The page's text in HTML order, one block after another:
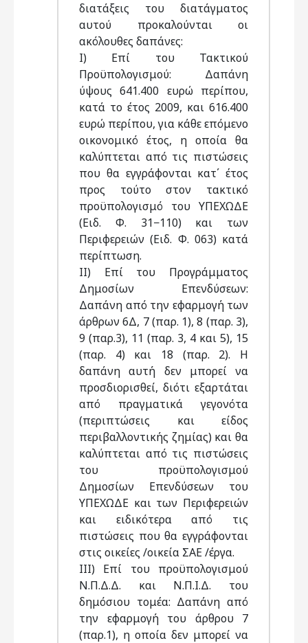
διατάξεις του διατάγματος
αυτού προκαλούνται οι
ακόλουθες δαπάνες:
Ι) Επί του Τακτικού
Προϋπολογισμού: Δαπάνη
ύψους 641.400 ευρώ περίπου,
κατά το έτος 2009, και 616.400
ευρώ περίπου, για κάθε επόμενο
οικονομικό έτος, η οποία θα
καλύπτεται από τις πιστώσεις
που θα εγγράφονται κατ΄ έτος
προς τούτο στον τακτικό
προϋπολογισμό του ΥΠΕΧΩΔΕ
(Ειδ. Φ. 31−110) και των
Περιφερειών (Ειδ. Φ. 063) κατά
περίπτωση.
ΙΙ) Επί του Προγράμματος
Δημοσίων Επενδύσεων:
Δαπάνη από την εφαρμογή των
άρθρων 6Δ, 7 (παρ. 1), 8 (παρ. 3),
9 (παρ.3), 11 (παρ. 3, 4 και 5), 15
(παρ. 4) και 18 (παρ. 2). Η
δαπάνη αυτή δεν μπορεί να
προσδιορισθεί, διότι εξαρτάται
από πραγματικά γεγονότα
(περιπτώσεις και είδος
περιβαλλοντικής ζημίας) και θα
καλύπτεται από τις πιστώσεις
του προϋπολογισμού
Δημοσίων Επενδύσεων του
ΥΠΕΧΩΔΕ και των Περιφερειών
και ειδικότερα από τις
πιστώσεις που θα εγγράφονται
στις οικείες /οικεία ΣΑΕ /έργα.
ΙΙΙ) Eπί του προϋπολογισμού
Ν.Π.Δ.Δ. και Ν.Π.Ι.Δ. του
δημόσιου τομέα: Δαπάνη από
την εφαρμογή του άρθρου 7
(παρ.1), η οποία δεν μπορεί να